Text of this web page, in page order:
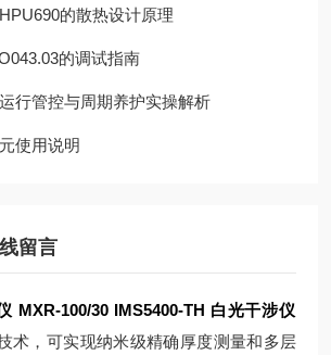
的散热设计原理
的调试指南
行管控与周期养护实操解析
使用说明
留言
MXR-100/30 IMS5400-TH 白光干涉仪
术，可实现纳米级精确厚度测量和多层